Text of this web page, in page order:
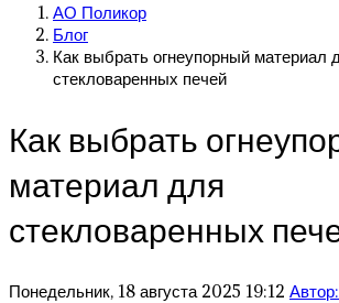
АО Поликор
Блог
Как выбрать огнеупорный материал
стекловаренных печей
Как выбрать
материал для
стекловаренных
Понедельник, 18 августа 2025 19:12